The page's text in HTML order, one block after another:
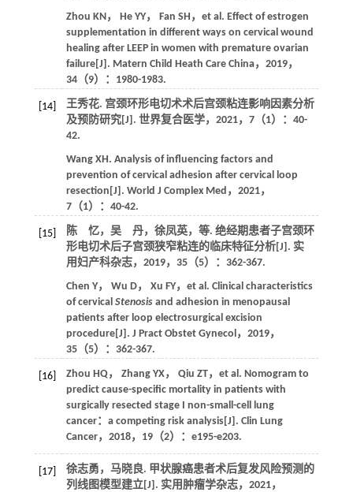
Zhou KN， He YY， Fan SH ， et al . Effect of estrogen
supplementation in different ways on cervical wound
healing after LEEP in women with premature ovarian
failure[J]. Matern Child Heath Care China， 2019，
34（9）：1980-1983.
[14]
王秀花. 宫颈环形电切术术后宫颈粘连影响因素分析
及预防研究[J]. 世界复合医学， 2021， 7（1）：40-
42.
Wang XH. Analysis of influencing factors and
prevention of cervical adhesion after cervical loop
resection[J]. World J Complex Med ， 2021，
7（1）：40-42.
[15] 陈 忆，吴 丹，徐凤英， 等. 绝经期患者子宫颈环
形电切术后子宫颈狭窄粘连的临床特征分析[J]. 实
用妇产科杂志， 2019， 35（5）：362-367.
Chen Y， Wu D， Xu FY， et al . Clinical characteristics
of cervical Stenosisand adhesion in menopausal
patients after loop electrosurgical excision
procedure[J]. J Pract Obstet Gynecol ， 2019，
35（5）：362-367.
[16] Zhou HQ， Zhang YX， Qiu ZT， et al . Nomogram to
predict cause-specific mortality in patients with
surgically resected stage I non-small-cell lung
cancer：a competing risk analysis[J]. Clin Lung
Cancer， 2018， 19（2）：e195-e203.
[17]
徐志勇，马晓良. 甲状腺癌患者术后复发风险预测的
列线图模型建立[J]. 实用肿瘤学杂志， 2021，